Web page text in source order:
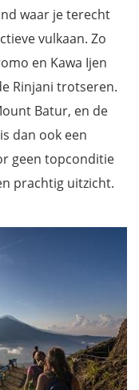
waar je terecht
vulkaan. Zo
en Kawa Ijen
Rinjani trotseren.
Batur, en de
dan ook een
geen topconditie
prachtig uitzicht.